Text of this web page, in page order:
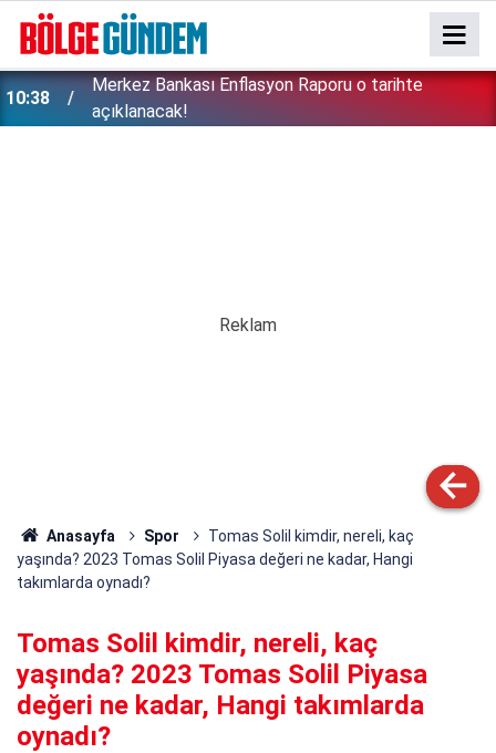
10:38
Merkez Bankası Enflasyon Raporu o tarihte
açıklanacak!
Anasayfa Spor
Tomas Solil kimdir, nereli, kaç
yaşında? 2023 Tomas Solil Piyasa değeri ne kadar, Hangi
takımlarda oynadı?
Tomas Solil kimdir, nereli, kaç
yaşında? 2023 Tomas Solil Piyasa
değeri ne kadar, Hangi takımlarda
oynadı?